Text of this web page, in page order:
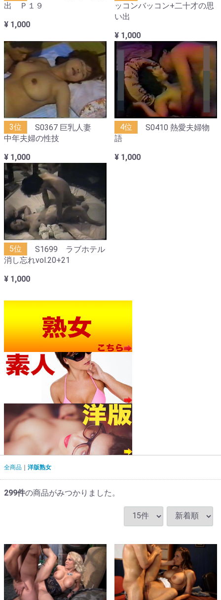
出 Ｐ１９
¥ 1,000
ッコンバッコン+二十才の思
い出
¥ 1,000
3位
S0367 巨乳人妻
中年夫婦の性技
¥ 1,000
4位
S0410 熱愛夫婦物
語
¥ 1,000
5位
S1699 ラブホテル
消し忘れvol.20+21
¥ 1,000
全商品 洋版熟女
299件の商品がみつかりました。